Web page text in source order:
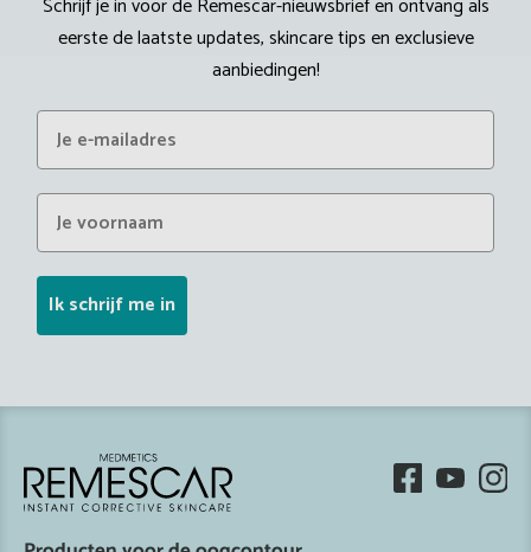
Schrijf je in voor de Remescar-nieuwsbrief en ontvang als
eerste de laatste updates, skincare tips en exclusieve
aanbiedingen!
Voornaam
Ik schrijf me in